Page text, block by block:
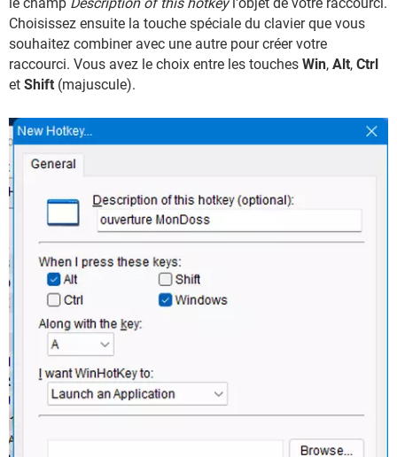
Choisissez ensuite la touche spéciale du clavier que vous
souhaitez combiner avec une autre pour créer votre
raccourci. Vous avez le choix entre les touches Win, Alt, Ctrl
et Shift (majuscule).